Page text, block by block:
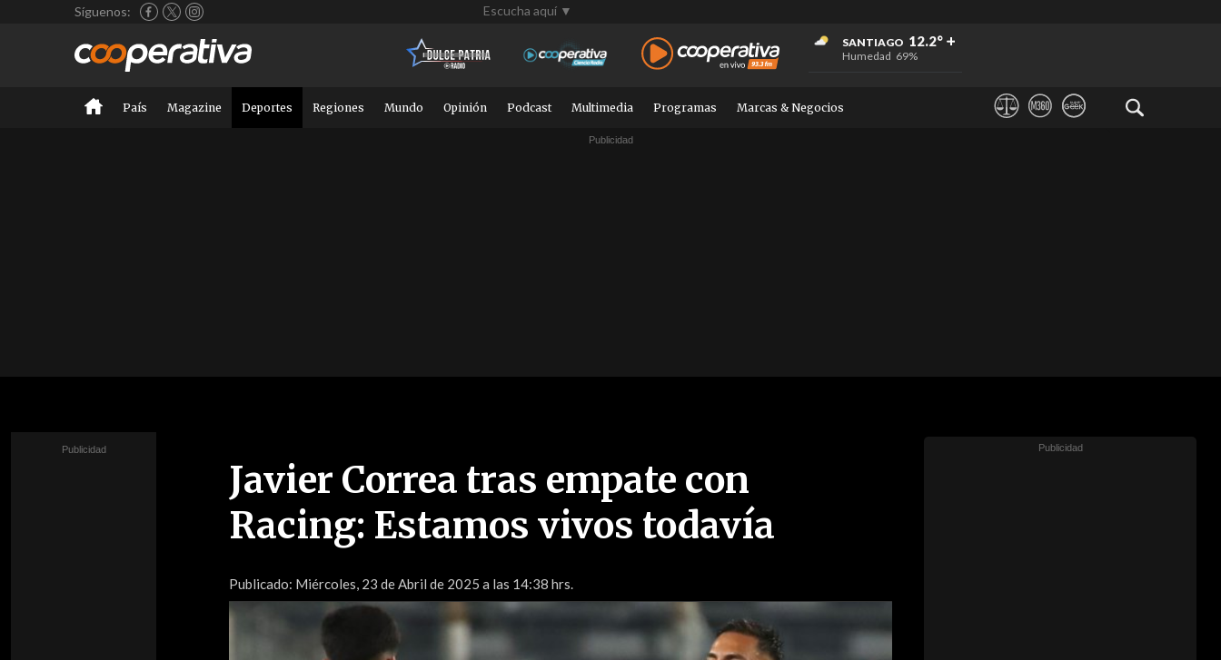
Síguenos: Escucha aquí ▼
SANTIAGO 12.2°
Humedad 69%
+
+
+
País Magazine Deportes Regiones Mundo Opinión Podcast Multimedia Programas Marcas & Negocios
Javier Correa tras empate con
Racing: Estamos vivos todavía
Publicado: Miércoles, 23 de Abril de 2025 a las 14:38 hrs.